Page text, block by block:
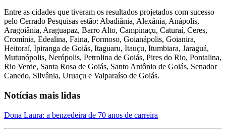
Entre as cidades que tiveram os resultados projetados com sucesso
pelo Cerrado Pesquisas estão: Abadiânia, Alexânia, Anápolis,
Aragoiânia, Araguapaz, Barro Alto, Campinaçu, Caturaí, Ceres,
Cromínia, Edealina, Faina, Formoso, Goianápolis, Goianira,
Heitoraí, Ipiranga de Goiás, Itaguaru, Itauçu, Itumbiara, Jaraguá,
Mutunópolis, Nerópolis, Petrolina de Goiás, Pires do Rio, Pontalina,
Rio Verde, Santa Rosa de Goiás, Santo Antônio de Goiás, Senador
Canedo, Silvânia, Uruaçu e Valparaíso de Goiás.
Notícias mais lidas
Dona Laura: a benzedeira de 70 anos de carreira